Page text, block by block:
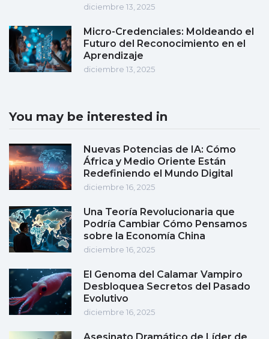
diciembre 13, 2025
Micro-Credenciales: Moldeando el
Futuro del Reconocimiento en el
Aprendizaje
diciembre 13, 2025
You may be interested in
Nuevas Potencias de IA: Cómo
África y Medio Oriente Están
Redefiniendo el Mundo Digital
diciembre 16, 2025
Una Teoría Revolucionaria que
Podría Cambiar Cómo Pensamos
sobre la Economía China
diciembre 16, 2025
El Genoma del Calamar Vampiro
Desbloquea Secretos del Pasado
Evolutivo
diciembre 16, 2025